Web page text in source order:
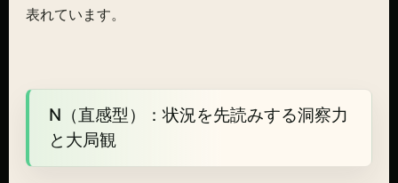
表れています。
N（直感型）：状況を先読みする洞察力
と大局観